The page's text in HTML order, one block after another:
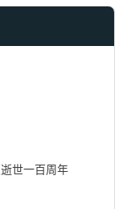
世一百周年